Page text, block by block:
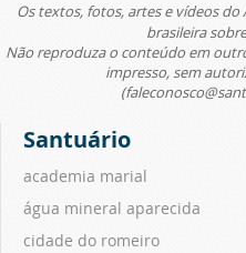
Os textos, fotos, artes e vídeos
brasileira
Não reproduza o conteúdo em
impresso, sem
Santuário
academia marial
água mineral aparecida
cidade do romeiro